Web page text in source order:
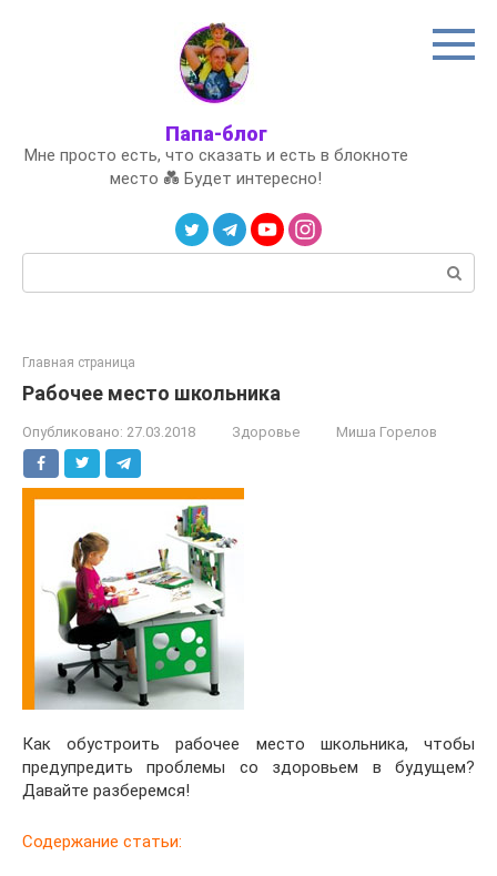
Папа-блог
Мне просто есть, что сказать и есть в блокноте
место 💑 Будет интересно!
Главная страница
Рабочее место школьника
Опубликовано: 27.03.2018 Здоровье Миша Горелов
Как обустроить рабочее место школьника, чтобы
предупредить проблемы со здоровьем в будущем?
Давайте разберемся!
Содержание статьи: